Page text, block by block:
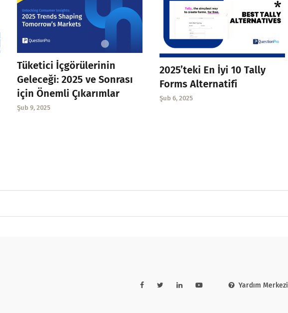
Tüketici İçgörülerinin
Geleceği: 2025 ve Sonrası
için Önemli Çıkarımlar
Şub 9, 2025
2025’teki En İyi 10 Tally
Forms Alternatifi
Şub 6, 2025
Yardım Merkezi